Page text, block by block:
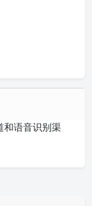
和语音识别渠